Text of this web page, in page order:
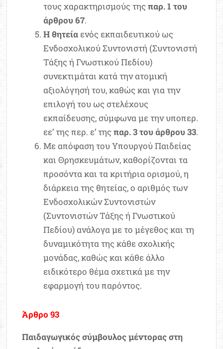
τους χαρακτηρισμούς τηςπαρ. 1 του
άρθρου 67.
Η θητείαενός εκπαιδευτικού ως
Ενδοσχολικού Συντονιστή (Συντονιστή
Τάξης ή Γνωστικού Πεδίου)
συνεκτιμάται κατά την ατομική
αξιολόγησή του, καθώς και για την
επιλογή του ως στελέχους
εκπαίδευσης, σύμφωνα με την υποπερ.
εε’ της περ. ε’ τηςπαρ. 3 του άρθρου 33.
Με απόφαση του Υπουργού Παιδείας
και Θρησκευμάτων, καθορίζονται τα
προσόντα και τα κριτήρια ορισμού, η
διάρκεια της θητείας, ο αριθμός των
Ενδοσχολικών Συντονιστών
(Συντονιστών Τάξης ή Γνωστικού
Πεδίου) ανάλογα με το μέγεθος και τη
δυναμικότητα της κάθε σχολικής
μονάδας, καθώς και κάθε άλλο
ειδικότερο θέμα σχετικά με την
εφαρμογή του παρόντος.
Άρθρο 93
Παιδαγωγικός σύμβουλος μέντορας στη